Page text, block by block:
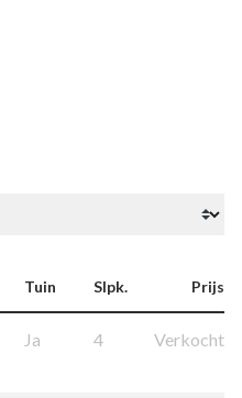
Tuin Slpk. Prijs
Ja 4 Verkocht